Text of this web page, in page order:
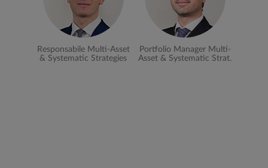
Responsabile Multi-Asset
& Systematic Strategies
Portfolio Manager Multi-
Asset & Systematic Strat.